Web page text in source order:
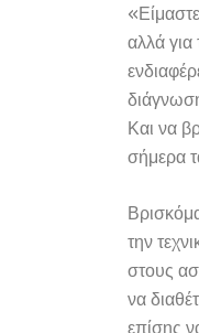
αλλά
Και να
σήμερα
την
στους
να
επίσης